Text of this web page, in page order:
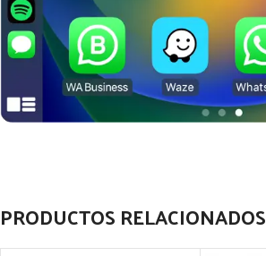
PRODUCTOS RELACIONADOS